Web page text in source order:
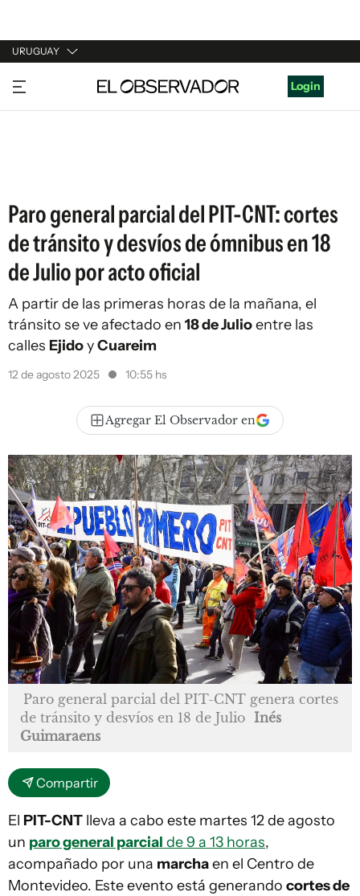
URUGUAY
URUGUAY
ARGENTINA
Login
Paro general parcial del PIT-CNT: cortes
de tránsito y desvíos de ómnibus en 18
de Julio por acto oficial
A partir de las primeras horas de la mañana, el
tránsito se ve afectado en 18 de Julioentre las
calles EjidoyCuareim
12 de agosto 2025 10:55 hs
Agregar El Observador en
Paro general parcial del PIT-CNT genera cortes
de tránsito y desvíos en 18 de Julio Inés
Guimaraens
Compartir
El PIT-CNT lleva a cabo este martes 12 de agosto
un paro general parcial de 9 a 13 horas,
acompañado por una marchaen el Centro de
Montevideo. Este evento está generando cortes de